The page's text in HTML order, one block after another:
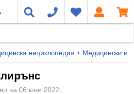
енциклопедия Медицински
на 06 юни 2022г.